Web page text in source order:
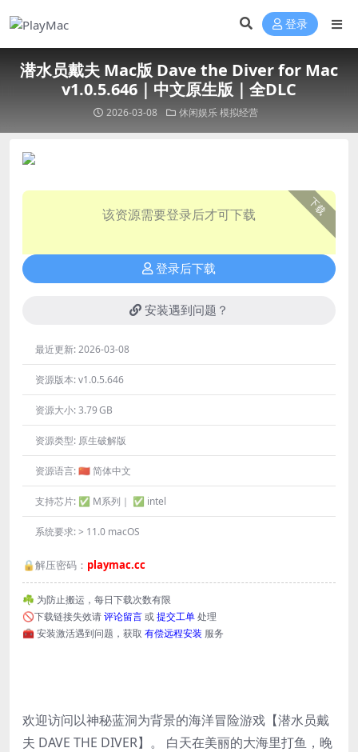
登录
潜水员戴夫 Mac版 Dave the Diver for Mac
v1.0.5.646｜中文原生版｜全DLC
2026-03-08 休闲娱乐模拟经营
下载
该资源需要登录后才可下载
登录后下载
安装遇到问题？
最近更新:2026-03-08
资源版本:v1.0.5.646
资源大小:3.79 GB
资源类型: 原生破解版
资源语言:🇨🇳 简体中文
支持芯片: ✅ M系列｜ ✅ intel
系统要求:> 11.0 macOS
🔒解压密码： playmac.cc
☘️ 为防止搬运，每日下载次数有限
🚫下载链接失效请评论留言或提交工单处理
🧰 安装激活遇到问题，获取 有偿远程安装 服务
欢迎访问以神秘蓝洞为背景的海洋冒险游戏【潜水员戴
夫 DAVE THE DIVER】。 白天在美丽的大海里打鱼，晚